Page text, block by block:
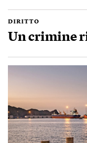
DIRITTO
Un crimine